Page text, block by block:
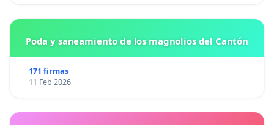
Poda y saneamiento de los magnolios del Cantón
171 firmas
11 Feb 2026